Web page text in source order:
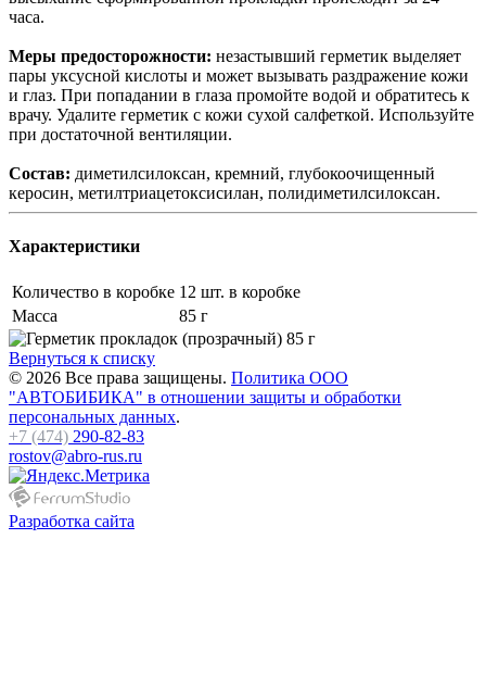
часа.
Меры предосторожности: незастывший герметик выделяет
пары уксусной кислоты и может вызывать раздражение кожи
и глаз. При попадании в глаза промойте водой и обратитесь к
врачу. Удалите герметик с кожи сухой салфеткой. Используйте
при достаточной вентиляции.
Состав: диметилсилоксан, кремний, глубокоочищенный
керосин, метилтриацетоксисилан, полидиметилсилоксан.
Характеристики
Количество в коробке 12 шт. в коробке
Масса
85 г
Вернуться к списку
© 2026 Все права защищены. Политика ООО
"АВТОБИБИКА" в отношении защиты и обработки
персональных данных.
+7 (474) 290-82-83
rostov@abro-rus.ru
Разработка сайта